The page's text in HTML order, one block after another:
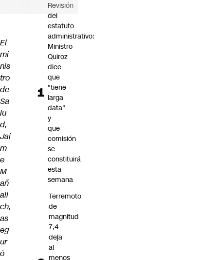
El
mi
nis
tro
de
Sa
lu
d,
Jai
m
e
M
añ
ali
ch,
as
eg
ur
ó
Revisión
del
estatuto
administrativo:
Ministro
Quiroz
dice
que
"tiene
larga
data"
y
que
comisión
se
constituirá
esta
semana
Terremoto
de
magnitud
7,4
deja
al
menos